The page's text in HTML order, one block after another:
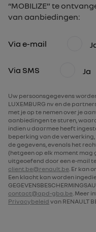
“MOBILIZE” te
van aanbiedingen:
Via e-mail
Via SMS Ja
Uw persoonsgegevens
LUXEMBURG nv en de
met je op te nemen over je
aanbiedingen te sturen,
indien u daarmee heeft
beperking van de
de gegevens, evenals het
(hetgeen op elk moment
uitgeoefend door een e-mail
client.be@renault.be. Er kan
Een klacht kan worden
contact@apd-gba.be. Meer
Privacybeleid van RENAULT